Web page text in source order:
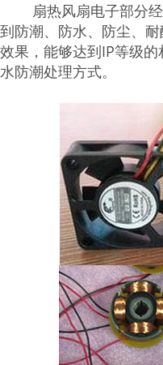
扇热风扇电子部分经
到防潮、防水、防尘、
效果，能够达到IP等级
水防潮处理方式。